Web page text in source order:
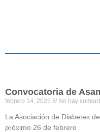
Convocatoria de
febrero 14, 2025 No hay
La Asociación de Diabetes
próximo 26 de febrero